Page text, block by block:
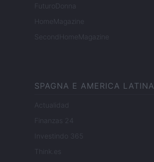
FuturoDonna
HomeMagazine
SecondHomeMagazine
SPAGNA E AMERICA LATINA
Actualidad
Finanzas 24
Investindo 365
Think.es